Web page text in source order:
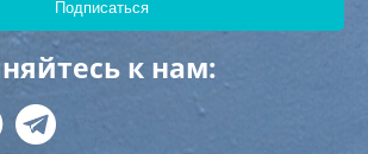
к нам: